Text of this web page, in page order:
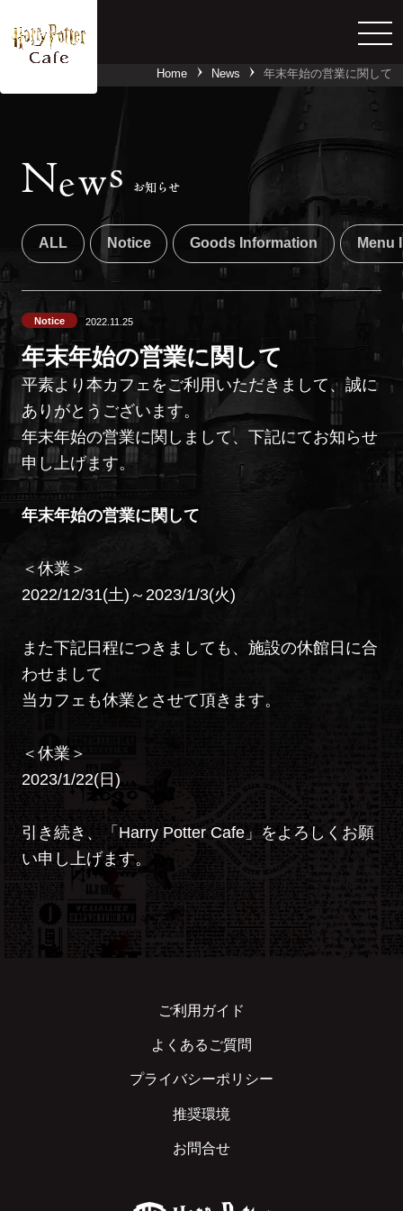
Home News 年末年始の営業に関して
News お知らせ
ALL Notice Goods Information Menu
Notice 2022.11.25
年末年始の営業に関して
平素より本カフェをご利用いただきまして、誠に
ありがとうございます。
年末年始の営業に関しまして、下記にてお知らせ
申し上げます。
年末年始の営業に関して
＜休業＞
2022/12/31(土)～2023/1/3(火)
また下記日程につきましても、施設の休館日に合
わせまして
当カフェも休業とさせて頂きます。
＜休業＞
2023/1/22(日)
引き続き、「Harry Potter Cafe」をよろしくお願
い申し上げます。
ご利用ガイド
よくあるご質問
プライバシーポリシー
推奨環境
お問合せ